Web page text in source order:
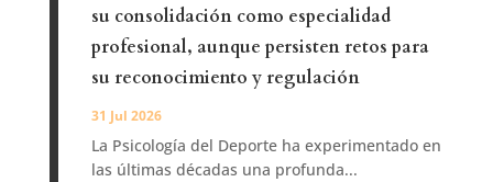
su consolidación como especialidad
profesional, aunque persisten retos para
su reconocimiento y regulación
31 Jul 2026
La Psicología del Deporte ha experimentado en
las últimas décadas una profunda...